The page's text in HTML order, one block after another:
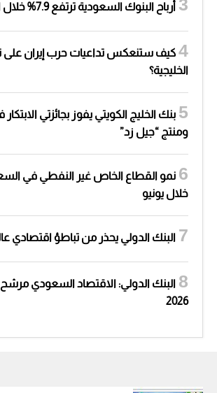
أرباح البنوك السعودية ترتفع 7.9% خلال النصف الأول
كيف ستنعكس تداعيات حرب إيران على
الخليجية؟
بنك الخليج الكويتي يفوز بجائزتي
ومنتج “جيل زد”
نمو القطاع الخاص غير النفطي في
خلال يونيو
البنك الدولي يحذر من تباطؤ اقتصادي
2026